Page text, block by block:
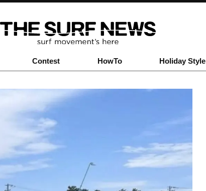
Contest HowTo Holiday Style